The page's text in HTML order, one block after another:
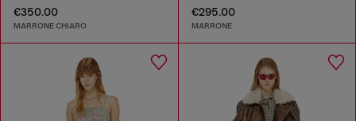
€350.00
MARRONE CHIARO
€295.00
MARRONE